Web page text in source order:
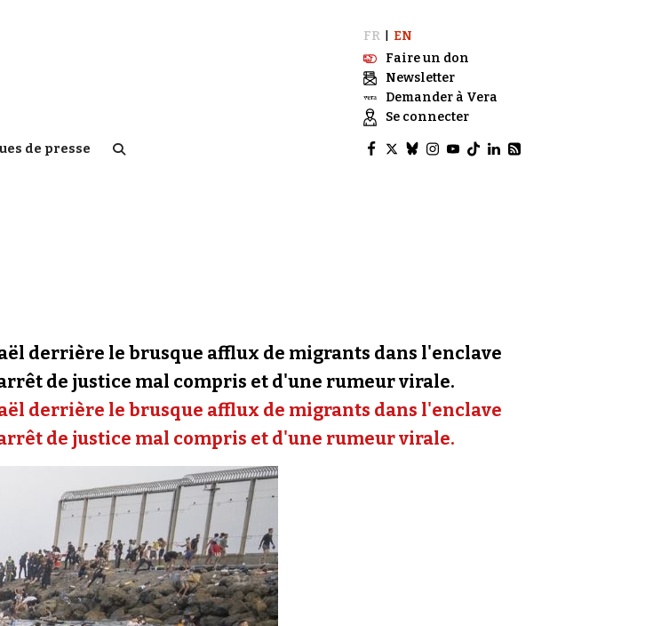
de presse
FR
EN
Faire un don
Newsletter
Demander à Vera
Se connecter
derrière le brusque afflux de migrants dans l'enclave
de justice mal compris et d'une rumeur virale.
derrière le brusque afflux de migrants dans l'enclave
de justice mal compris et d'une rumeur virale.